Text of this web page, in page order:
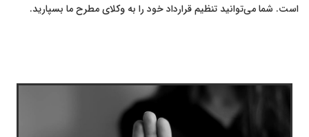
است. شما می‌توانید تنظیم قرارداد خود را به وکلای مطرح ما بسپارید.